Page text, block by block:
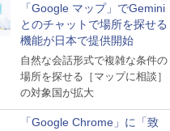
「Google マップ」でGemini
とのチャットで場所を探せる
機能が日本で提供開始
自然な会話形式で複雑な条件の
場所を探せる［マップに相談］
の対象国が拡大
「Google Chrome」に「致